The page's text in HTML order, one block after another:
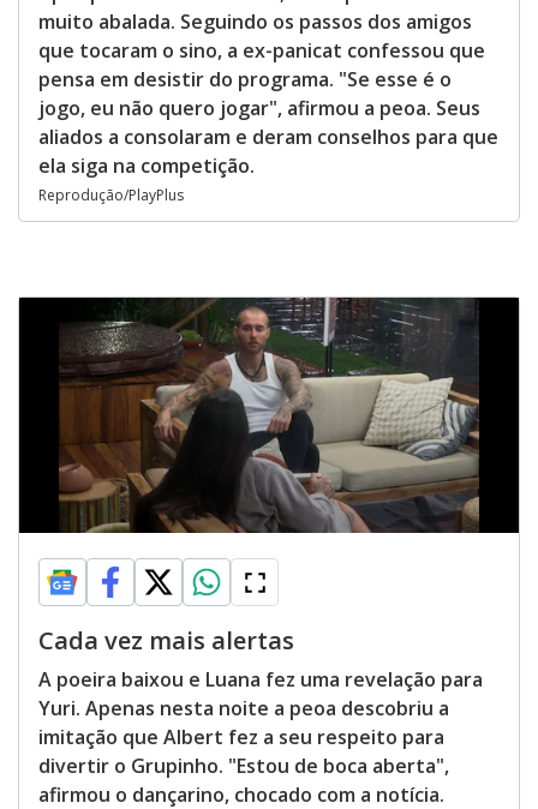
muito abalada. Seguindo os passos dos amigos
que tocaram o sino, a ex-panicat confessou que
pensa em desistir do programa. "Se esse é o
jogo, eu não quero jogar", afirmou a peoa. Seus
aliados a consolaram e deram conselhos para que
ela siga na competição.
Reprodução/PlayPlus
Cada vez mais alertas
A poeira baixou e Luana fez uma revelação para
Yuri. Apenas nesta noite a peoa descobriu a
imitação que Albert fez a seu respeito para
divertir o Grupinho. "Estou de boca aberta",
afirmou o dançarino, chocado com a notícia.